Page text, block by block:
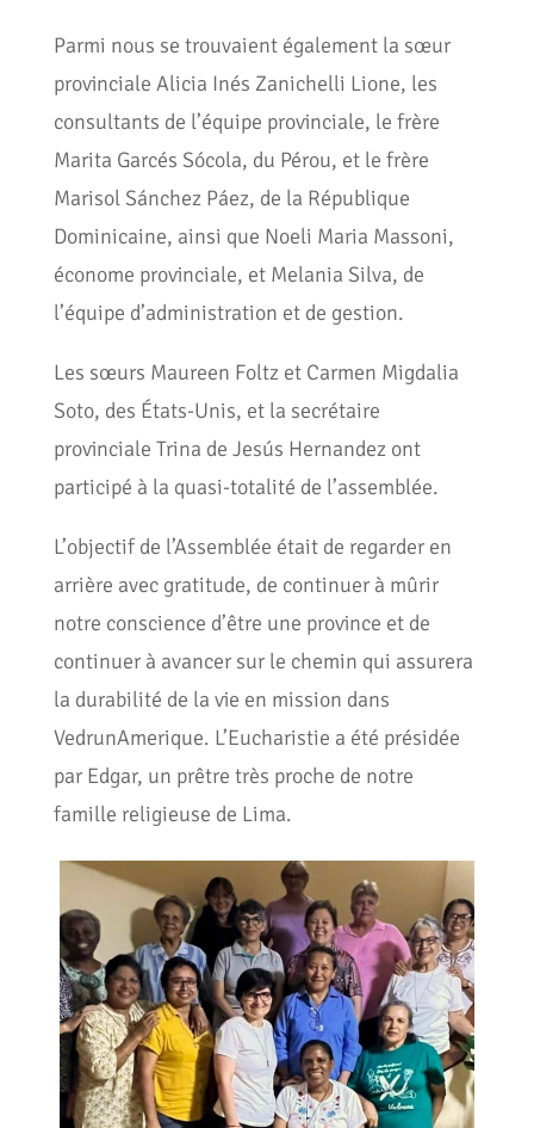
Parmi nous se trouvaient également la sœur
provinciale Alicia Inés Zanichelli Lione, les
consultants de l’équipe provinciale, le frère
Marita Garcés Sócola, du Pérou, et le frère
Marisol Sánchez Páez, de la République
Dominicaine, ainsi que Noeli Maria Massoni,
économe provinciale, et Melania Silva, de
l’équipe d’administration et de gestion.
Les sœurs Maureen Foltz et Carmen Migdalia
Soto, des États-Unis, et la secrétaire
provinciale Trina de Jesús Hernandez ont
participé à la quasi-totalité de l’assemblée.
L’objectif de l’Assemblée était de regarder en
arrière avec gratitude, de continuer à mûrir
notre conscience d’être une province et de
continuer à avancer sur le chemin qui assurera
la durabilité de la vie en mission dans
VedrunAmerique. L’Eucharistie a été présidée
par Edgar, un prêtre très proche de notre
famille religieuse de Lima.